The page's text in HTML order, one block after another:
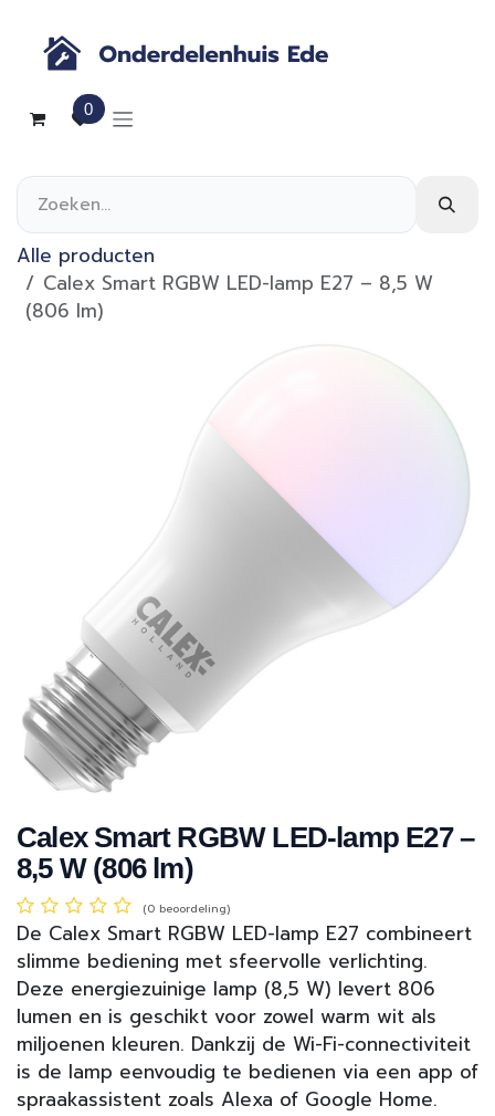
0
Alle producten
Calex Smart RGBW LED-lamp E27 – 8,5 W
(806 lm)
Calex Smart RGBW LED-lamp E27 –
8,5 W (806 lm)
(0 beoordeling)
De Calex Smart RGBW LED-lamp E27 combineert
slimme bediening met sfeervolle verlichting.
Deze energiezuinige lamp (8,5 W) levert 806
lumen en is geschikt voor zowel warm wit als
miljoenen kleuren. Dankzij de Wi-Fi-connectiviteit
is de lamp eenvoudig te bedienen via een app of
spraakassistent zoals Alexa of Google Home.